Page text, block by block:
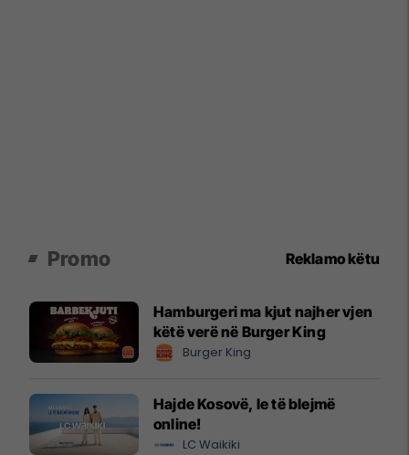
Promo Reklamo këtu
Hamburgeri ma kjut najher vjen
këtë verë në Burger King
Burger King
Hajde Kosovë, le të blejmë
online!
LC Waikiki